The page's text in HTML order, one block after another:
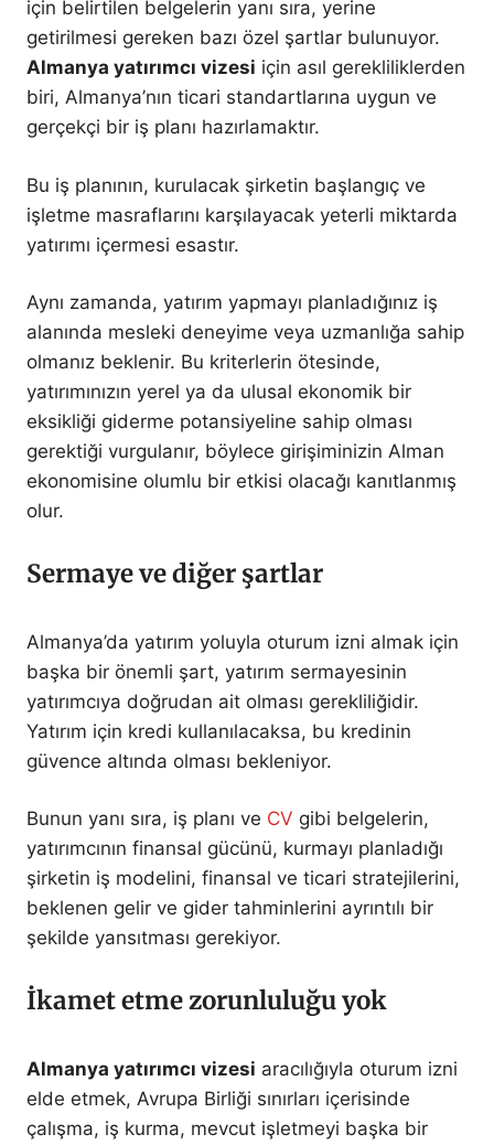
için belirtilen belgelerin yanı sıra, yerine
getirilmesi gereken bazı özel şartlar bulunuyor.
Almanya yatırımcı vizesi için asıl gerekliliklerden
biri, Almanya’nın ticari standartlarına uygun ve
gerçekçi bir iş planı hazırlamaktır.
Bu iş planının, kurulacak şirketin başlangıç ve
işletme masraflarını karşılayacak yeterli miktarda
yatırımı içermesi esastır.
Aynı zamanda, yatırım yapmayı planladığınız iş
alanında mesleki deneyime veya uzmanlığa sahip
olmanız beklenir. Bu kriterlerin ötesinde,
yatırımınızın yerel ya da ulusal ekonomik bir
eksikliği giderme potansiyeline sahip olması
gerektiği vurgulanır, böylece girişiminizin Alman
ekonomisine olumlu bir etkisi olacağı kanıtlanmış
olur.
Sermaye ve diğer şartlar
Almanya’da yatırım yoluyla oturum izni almak için
başka bir önemli şart, yatırım sermayesinin
yatırımcıya doğrudan ait olması gerekliliğidir.
Yatırım için kredi kullanılacaksa, bu kredinin
güvence altında olması bekleniyor.
Bunun yanı sıra, iş planı ve CV gibi belgelerin,
yatırımcının finansal gücünü, kurmayı planladığı
şirketin iş modelini, finansal ve ticari stratejilerini,
beklenen gelir ve gider tahminlerini ayrıntılı bir
şekilde yansıtması gerekiyor.
İkamet etme zorunluluğu yok
Almanya yatırımcı vizesi aracılığıyla oturum izni
elde etmek, Avrupa Birliği sınırları içerisinde
çalışma, iş kurma, mevcut işletmeyi başka bir